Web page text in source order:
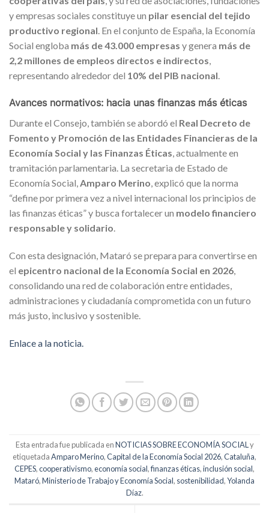
y empresas sociales constituye un pilar esencial del tejido
productivo regional. En el conjunto de España, la Economía
Social engloba más de 43.000 empresas y genera más de
2,2 millones de empleos directos e indirectos,
representando alrededor del 10% del PIB nacional.
Avances normativos: hacia unas finanzas más éticas
Durante el Consejo, también se abordó el Real Decreto de
Fomento y Promoción de las Entidades Financieras de la
Economía Social y las Finanzas Éticas, actualmente en
tramitación parlamentaria. La secretaria de Estado de
Economía Social,Amparo Merino, explicó que la norma
“define por primera vez a nivel internacional los principios de
las finanzas éticas” y busca fortalecer un modelo financiero
responsable y solidario.
Con esta designación, Mataró se prepara para convertirse en
el epicentro nacional de la Economía Social en 2026,
consolidando una red de colaboración entre entidades,
administraciones y ciudadanía comprometida con un futuro
más justo, inclusivo y sostenible.
Enlace a la noticia.
Esta entrada fue publicada enNOTICIAS SOBRE ECONOMÍA SOCIAL y
etiquetadaAmparo Merino,Capital de la Economía Social 2026,Cataluña,
CEPES,cooperativismo,economía social,finanzas éticas,inclusión social,
Mataró,Ministerio de Trabajo y Economía Social, sostenibilidad,Yolanda
Díaz.